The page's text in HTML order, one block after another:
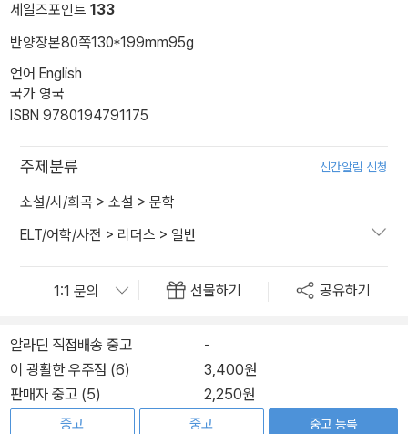
세일즈포인트 133
반양장본80쪽130*199mm95g
언어 English
국가 영국
ISBN 9780194791175
주제분류 신간알림 신청
소설/시/희곡 > 소설 > 문학
ELT/어학/사전 > 리더스 > 일반
선물하기 공유하기
알라딘 직접배송 중고
-
이 광활한 우주점 (6)
3,400원
판매자 중고 (5)
2,250원
중고
중고
중고 등록